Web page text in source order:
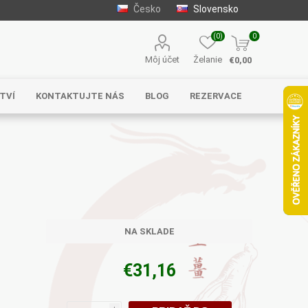
Česko Slovensko
Môj účet Želanie
(0) 0
€0,00
KONTAKTUJTE NÁS BLOG REZERVACE
NA SKLADE
€31,16